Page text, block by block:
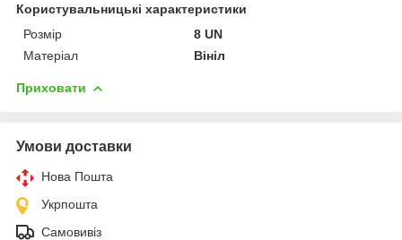
Користувальницькі характеристики
Розмір
8 UN
Матеріал
Вініл
Приховати
Умови доставки
Нова Пошта
Укрпошта
Самовивіз